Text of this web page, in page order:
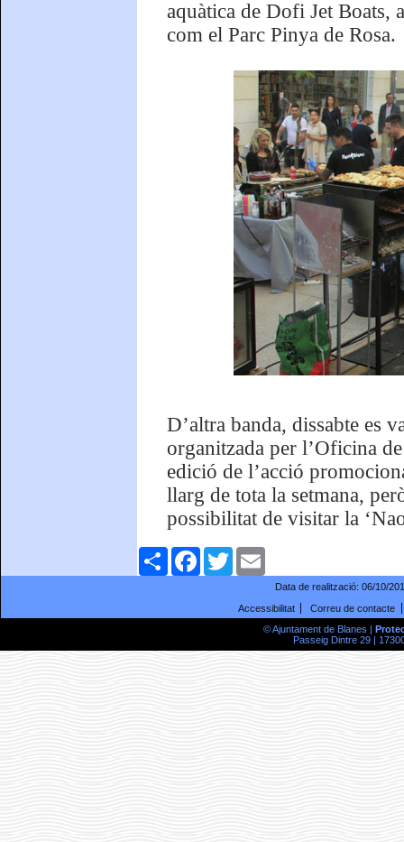
aquàtica de Dofi Jet
com el Parc Pinya de Rosa.
D’altra banda, dissabte es
organitzada per l’Oficina
edició de l’acció
llarg de tota la setmana,
possibilitat de visitar la
ComparteixFacebookTwitter
Data de realització: 06/10/
Accessibilitat
Correu de contacte
© Ajuntament de Blanes |
Passeig Dintre 29 |